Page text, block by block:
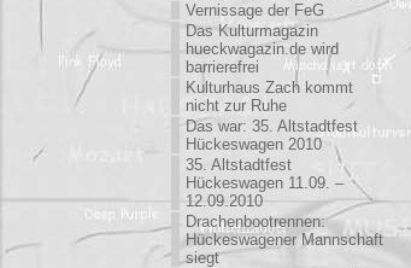
Vernissage der FeG
Das Kulturmagazin
hueckwagazin.de wird
barrierefrei
Kulturhaus Zach kommt
nicht zur Ruhe
Das war: 35. Altstadtfest
Hückeswagen 2010
35. Altstadtfest
Hückeswagen 11.09. –
12.09.2010
Drachenbootrennen:
Hückeswagener Mannschaft
siegt